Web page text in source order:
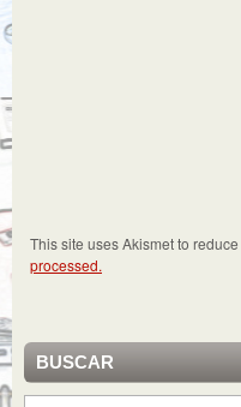
This site uses Akismet to
processed.
BUSCAR